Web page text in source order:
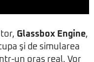
Glassbox Engine,
şi de simularea
un oraş real. Vor